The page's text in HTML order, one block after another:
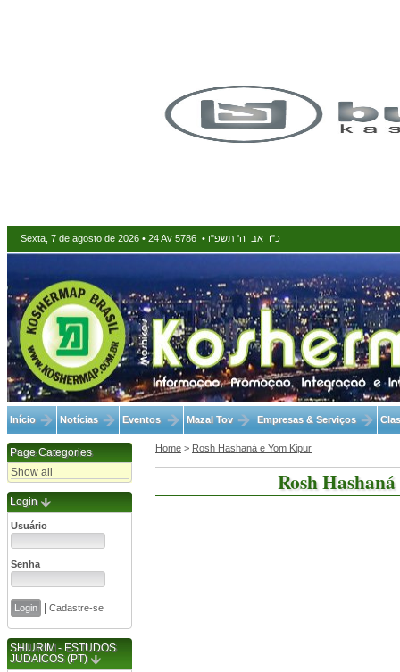
Sexta, 7 de agosto de 2026 • 24 Av 5786 • כ"ד אב ה' תשפ"ו
Início Notícias Eventos Mazal Tov Empresas & Serviços
Page Categories
Show all
Login
Usuário
Senha
| Cadastre-se
SHIURIM - ESTUDOS
JUDAICOS (PT)
Home > Rosh Hashaná e Yom Kipur
Rosh